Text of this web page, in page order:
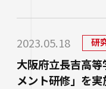
2023.05.18 研
大阪府立長吉高
メント研修」を実